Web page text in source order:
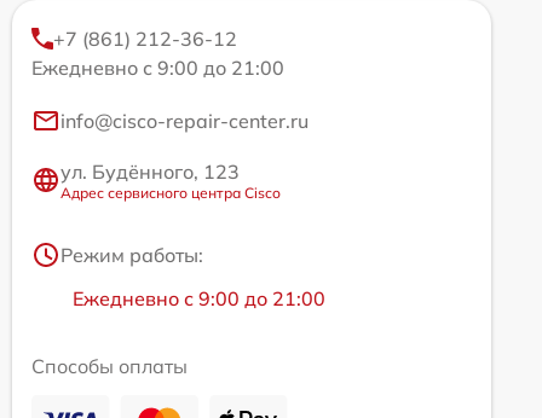
+7 (861) 212-36-12
Ежедневно с 9:00 до 21:00
info@cisco-repair-center.ru
ул. Будённого, 123
Адрес сервисного центра Cisco
Режим работы:
Ежедневно с 9:00 до 21:00
Способы оплаты